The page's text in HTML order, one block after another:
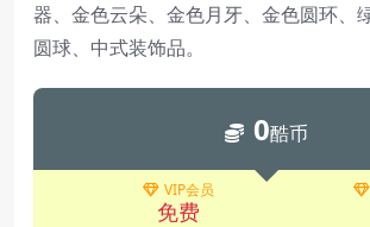
器、金色云朵、金色月牙、金色圆环、
圆球、中式装饰品。
0酷币
VIP会员
免费